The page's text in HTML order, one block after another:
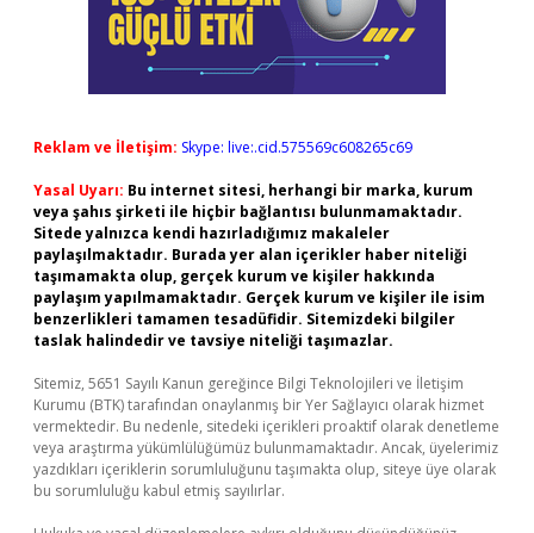
Reklam ve İletişim: Skype: live:.cid.575569c608265c69
Yasal Uyarı: Bu internet sitesi, herhangi bir marka, kurum
veya şahıs şirketi ile hiçbir bağlantısı bulunmamaktadır.
Sitede yalnızca kendi hazırladığımız makaleler
paylaşılmaktadır. Burada yer alan içerikler haber niteliği
taşımamakta olup, gerçek kurum ve kişiler hakkında
paylaşım yapılmamaktadır. Gerçek kurum ve kişiler ile isim
benzerlikleri tamamen tesadüfidir. Sitemizdeki bilgiler
taslak halindedir ve tavsiye niteliği taşımazlar.
Sitemiz, 5651 Sayılı Kanun gereğince Bilgi Teknolojileri ve İletişim
Kurumu (BTK) tarafından onaylanmış bir Yer Sağlayıcı olarak hizmet
vermektedir. Bu nedenle, sitedeki içerikleri proaktif olarak denetleme
veya araştırma yükümlülüğümüz bulunmamaktadır. Ancak, üyelerimiz
yazdıkları içeriklerin sorumluluğunu taşımakta olup, siteye üye olarak
bu sorumluluğu kabul etmiş sayılırlar.